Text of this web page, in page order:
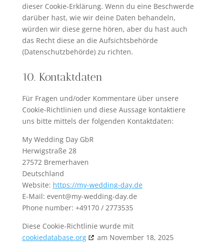
dieser Cookie-Erklärung. Wenn du eine Beschwerde
darüber hast, wie wir deine Daten behandeln,
würden wir diese gerne hören, aber du hast auch
das Recht diese an die Aufsichtsbehörde
(Datenschutzbehörde) zu richten.
10. Kontaktdaten
Für Fragen und/oder Kommentare über unsere
Cookie-Richtlinien und diese Aussage kontaktiere
uns bitte mittels der folgenden Kontaktdaten:
My Wedding Day GbR
Herwigstraße 28
27572 Bremerhaven
Deutschland
Website: https://my-wedding-day.de
E-Mail: event@my-wedding-day.de
Phone number: +49170 / 2773535
Diese Cookie-Richtlinie wurde mit
cookiedatabase.org
am November 18, 2025